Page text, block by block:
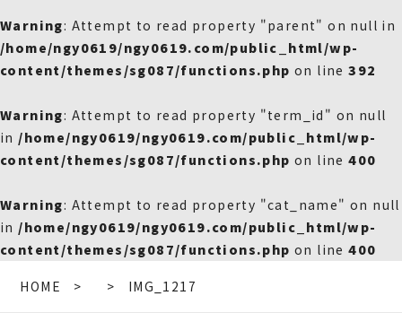
Warning: Attempt to read property "parent" on null in
/home/ngy0619/ngy0619.com/public_html/wp-
content/themes/sg087/functions.php on line392
Warning: Attempt to read property "term_id" on null
in /home/ngy0619/ngy0619.com/public_html/wp-
content/themes/sg087/functions.php on line400
Warning: Attempt to read property "cat_name" on null
in /home/ngy0619/ngy0619.com/public_html/wp-
content/themes/sg087/functions.php on line400
HOME IMG_1217